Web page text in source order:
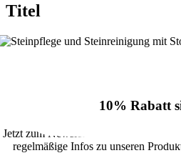
view
Titel
10% Rabatt
Jetzt zum Newsletter anmelden und
regelmäßige Infos zu unseren